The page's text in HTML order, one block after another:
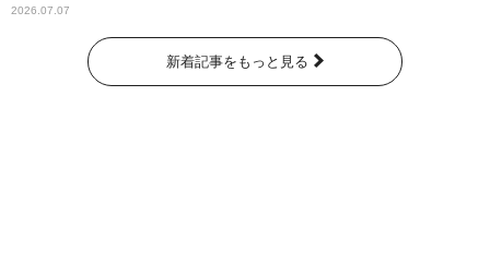
2026.07.07
新着記事をもっと見る